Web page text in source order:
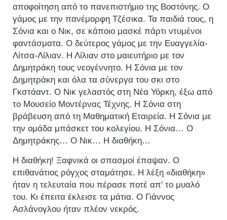
αποφοίτηση από το πανεπιστήμιο της Βοστόνης. Ο
γάμος με την πανέμορφη Τζέσικα. Τα παιδιά τους, η
Σόνια και ο Νικ, σε κάποιο μασκέ πάρτι ντυμένοι
φαντάσματα. Ο δεύτερος γάμος με την Ευαγγελία-
Λίτσα-Λίλιαν. Η Λίλιαν στο μαιευτήριο με τον
Δημητράκη τους νεογέννητο. Η Σόνια με τον
Δημητράκη και όλα τα σύνεργα του σκι στο
Γκστάαντ. Ο Νικ γελαστός στη Νέα Υόρκη, έξω από
το Μουσείο Μοντέρνας Τέχνης. Η Σόνια στη
βράβευση από τη Μαθηματική Εταιρεία. Η Σόνια με
την ομάδα μπάσκετ του κολεγίου. Η Σόνια… Ο
Δημητράκης… Ο Νικ… Η διαθήκη…
Η διαθήκη! Ξαφνικά οι σπασμοί έπαψαν. Ο
επιθανάτιος ρόγχος σταμάτησε. Η λέξη «διαθήκη»
ήταν η τελευταία που πέρασε ποτέ απ' το μυαλό
του. Κι έπειτα έκλεισε τα μάτια. Ο Γιάννος
Ασλάνογλου ήταν πλέον νεκρός.